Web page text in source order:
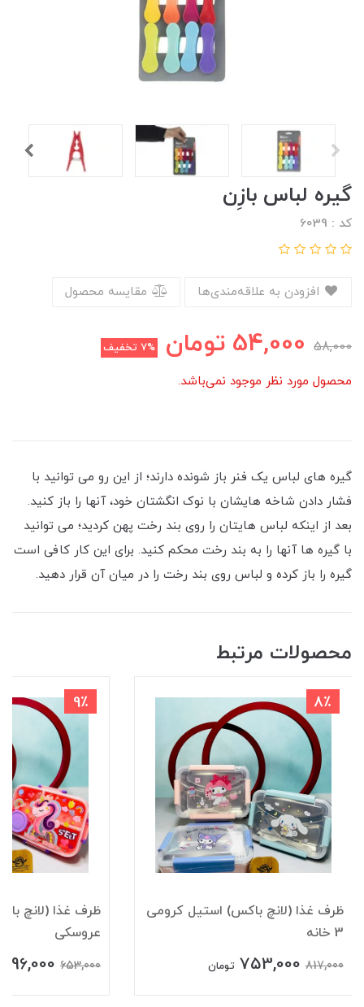
گیره لباس بازِن
کد : 6039
مقایسه محصول
58,000
54,000 تومان 7% تخفیف
محصول مورد نظر موجود نمی‌باشد.
گیره های لباس یک فنر باز شونده دارند؛ از این رو می توانید با
فشار دادن شاخه هایشان با نوک انگشتان خود، آنها را باز کنید.
بعد از اینکه لباس هایتان را روی بند رخت پهن کردید؛ می توانید
با گیره ها آنها را به بند رخت محکم کنید. برای این کار کافی است
گیره را باز کرده و لباس روی بند رخت را در میان آن قرار دهید.
محصولات مرتبط
8٪
ظرف غذا (لانچ باکس) استیل کرومی
3 خانه
817,000
753,000 تومان
9٪
ظرف غذا (لانچ
عروسکی
653,000
596,000